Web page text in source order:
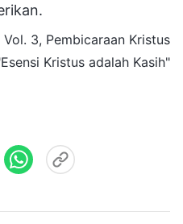
3, Pembicaraan Kristus
Kristus adalah Kasih"